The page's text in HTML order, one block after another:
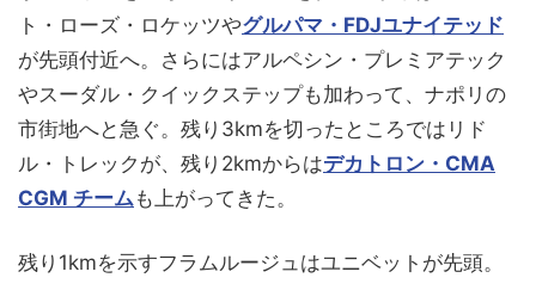
ト・ローズ・ロケッツやグルパマ・FDJユナイテッド
が先頭付近へ。さらにはアルペシン・プレミアテック
やスーダル・クイックステップも加わって、ナポリの
市街地へと急ぐ。残り3kmを切ったところではリド
ル・トレックが、残り2kmからはデカトロン・CMA
CGM チームも上がってきた。
残り1kmを示すフラムルージュはユニベットが先頭。